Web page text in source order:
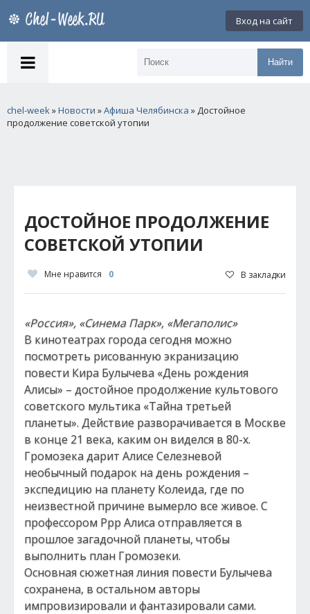
Вход на сайт
Найти
chel-week»Новости »Афиша Челябинска » Достойное
продолжение советской утопии
ДОСТОЙНОЕ ПРОДОЛЖЕНИЕ
СОВЕТСКОЙ УТОПИИ
Мне нравится 0 В закладки
«Россия», «Синема Парк», «Мегаполис»
В кинотеатрах города сегодня можно
посмотреть рисованную экранизацию
повести Кира Булычева «День рождения
Алисы» – достойное продолжение культового
советского мультика «Тайна третьей
планеты». Действие разворачивается в Москве
в конце 21 века, каким он виделся в 80-х.
Громозека дарит Алисе Селезневой
необычный подарок на день рождения –
экспедицию на планету Колеида, где по
неизвестной причине вымерло все живое. С
профессором Ррр Алиса отправляется в
прошлое загадочной планеты, чтобы
выполнить план Громозеки.
Основная сюжетная линия повести Булычева
сохранена, в остальном авторы
импровизировали и фантазировали сами.